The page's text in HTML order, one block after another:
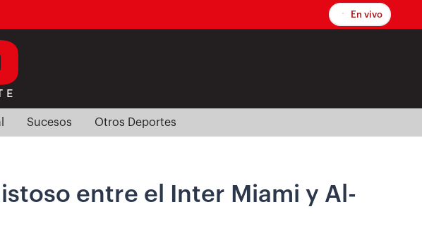
En vivo
Sucesos Otros Deportes
entre el Inter Miami y Al-